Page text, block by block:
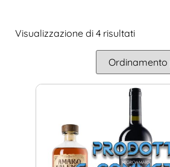
Visualizzazione di 4 risultati